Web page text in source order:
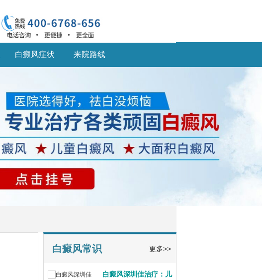
白癜风症状 来院路线
白癜风常识 更多>>
【健康指南】深圳中医白癜
风医院[三强公... [详细]
白癜风深圳佳治疗：儿